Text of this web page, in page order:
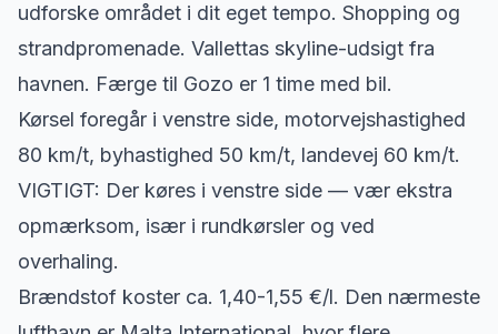
udforske området i dit eget tempo. Shopping og
strandpromenade. Vallettas skyline-udsigt fra
havnen. Færge til Gozo er 1 time med bil.
Kørsel foregår i venstre side, motorvejshastighed
80 km/t, byhastighed 50 km/t, landevej 60 km/t.
VIGTIGT: Der køres i venstre side — vær ekstra
opmærksom, især i rundkørsler og ved
overhaling.
Brændstof koster ca. 1,40-1,55 €/l. Den nærmeste